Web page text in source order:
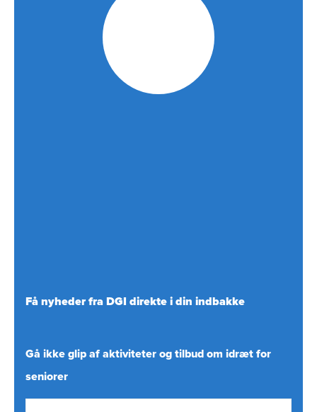
Få nyheder fra DGI direkte i din indbakke
Gå ikke glip af aktiviteter og tilbud om idræt for
seniorer